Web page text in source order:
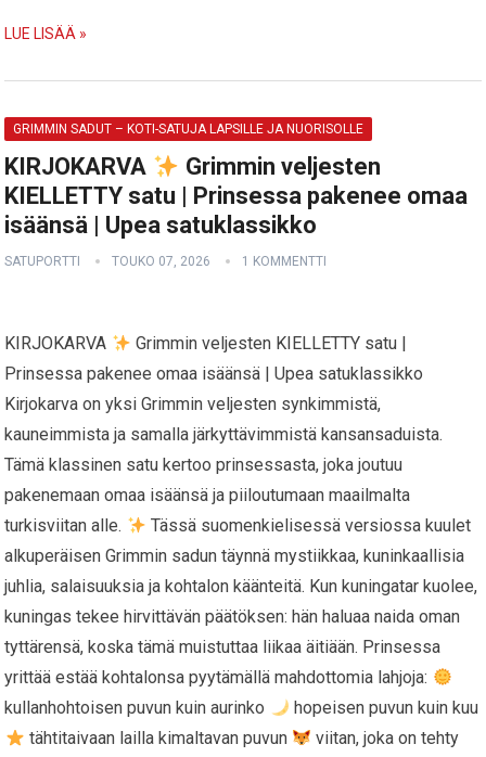
LUE LISÄÄ »
GRIMMIN SADUT – KOTI-SATUJA LAPSILLE JA NUORISOLLE
KIRJOKARVA
Grimmin veljesten
KIELLETTY satu | Prinsessa pakenee omaa
isäänsä | Upea satuklassikko
SATUPORTTI TOUKO 07, 2026 1 KOMMENTTI
KIRJOKARVA
Grimmin veljesten KIELLETTY satu |
Prinsessa pakenee omaa isäänsä | Upea satuklassikko
Kirjokarva on yksi Grimmin veljesten synkimmistä,
kauneimmista ja samalla järkyttävimmistä kansansaduista.
Tämä klassinen satu kertoo prinsessasta, joka joutuu
pakenemaan omaa isäänsä ja piiloutumaan maailmalta
turkisviitan alle.
Tässä suomenkielisessä versiossa kuulet
alkuperäisen Grimmin sadun täynnä mystiikkaa, kuninkaallisia
juhlia, salaisuuksia ja kohtalon käänteitä. Kun kuningatar kuolee,
kuningas tekee hirvittävän päätöksen: hän haluaa naida oman
tyttärensä, koska tämä muistuttaa liikaa äitiään. Prinsessa
yrittää estää kohtalonsa pyytämällä mahdottomia lahjoja:
kullanhohtoisen puvun kuin aurinko
hopeisen puvun kuin kuu
tähtitaivaan lailla kimaltavan puvun
viitan, joka on tehty